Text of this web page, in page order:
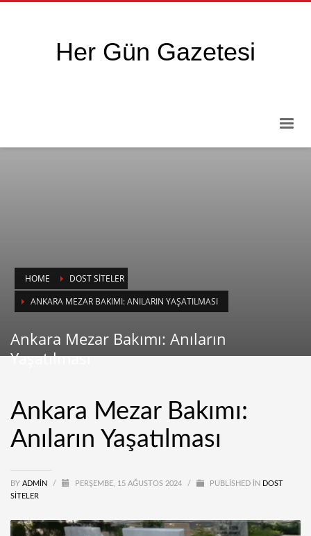
Her Gün Gazetesi
HOME
DOST SITELER
ANKARA MEZAR BAKIMI: ANILARIN YAŞATILMASI
Ankara Mezar Bakımı: Anıların
Yaşatılması
Ankara Mezar Bakımı:
Anıların Yaşatılması
BY ADMIN / PERŞEMBE, 15 AĞUSTOS 2024 / PUBLISHED IN DOST
SITELER